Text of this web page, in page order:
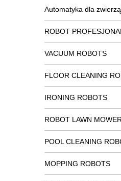
Automatyka dla
ROBOT
VACUUM ROBOTS
FLOOR CLEANING
IRONING ROBOTS
ROBOT LAWN
POOL CLEANING
MOPPING ROBOTS